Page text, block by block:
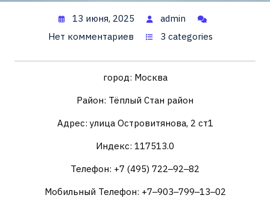
13 июня, 2025
admin
Нет комментариев
3 categories
город: Москва
Район: Тёплый Стан район
Адрес: улица Островитянова, 2 ст1
Индекс: 117513.0
Телефон: +7 (495) 722‒92‒82
Мобильный Телефон: +7‒903‒799‒13‒02